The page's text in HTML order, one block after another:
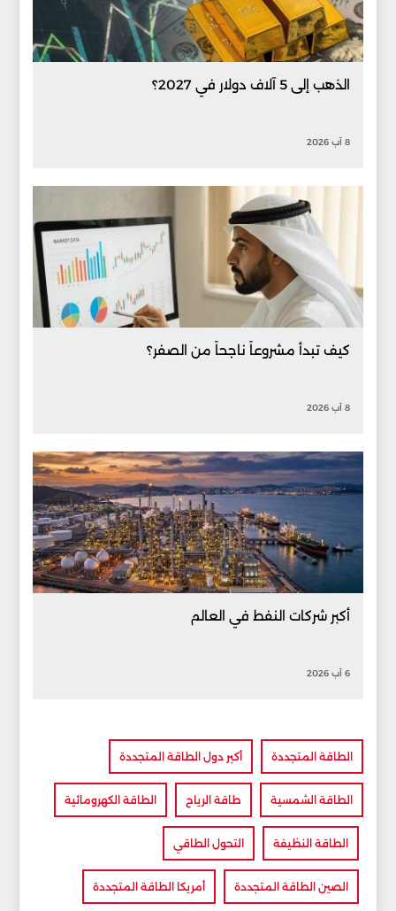
الذهب إلى 5 آلاف دولار في 2027؟
8 آب 2026
كيف تبدأ مشروعاً ناجحاً من الصفر؟
8 آب 2026
أكبر شركات النفط في العالم
6 آب 2026
الطاقة المتجددة أكبر دول الطاقة المتجددة
الطاقة الشمسية طاقة الرياح الطاقة الكهرومائية
الطاقة النظيفة التحول الطاقي
الصين الطاقة المتجددة أمريكا الطاقة المتجددة